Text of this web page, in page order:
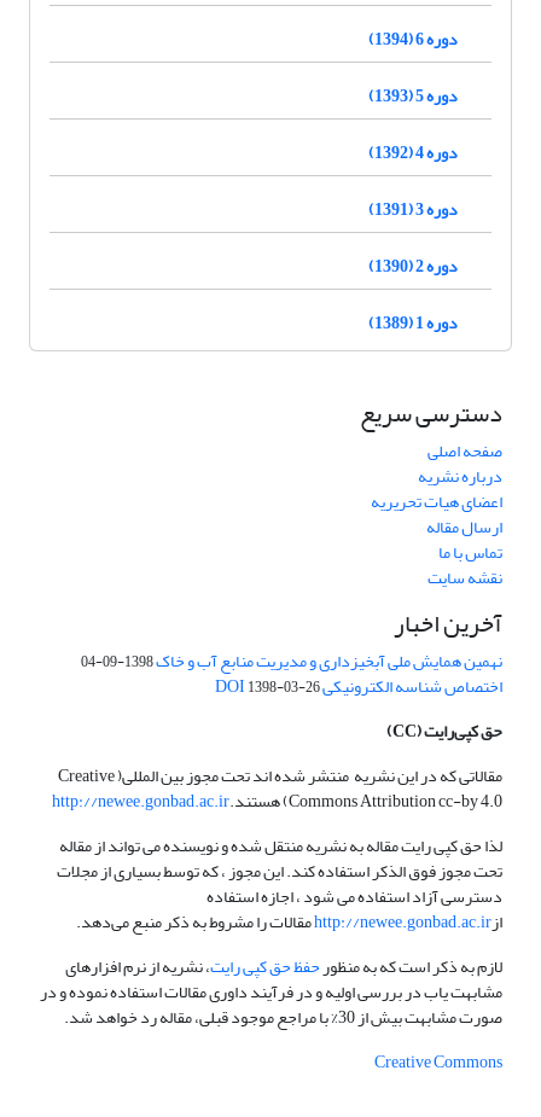
دوره 6 (1394)
دوره 5 (1393)
دوره 4 (1392)
دوره 3 (1391)
دوره 2 (1390)
دوره 1 (1389)
دسترسی سریع
صفحه اصلی
درباره نشریه
اعضای هیات تحریریه
ارسال مقاله
تماس با ما
نقشه سایت
آخرین اخبار
نهمین همایش ملی آبخیزداری و مدیریت منابع آب و خاک1398-09-04
اختصاص شناسه الکترونیکی DOI1398-03-26
حق کپی‌رایت(CC)
مقالاتی که در این نشریه منتشر شده اند تحت مجوز بین المللی( Creative
Commons Attribution cc-by 4.0) هستند.
http://newee.gonbad.ac.ir
لذا حق کپی رایت مقاله به نشریه منتقل شده و نویسنده می تواند از مقاله
تحت مجوز فوق الذکر استفاده کند. این مجوز ، که توسط بسیاری از مجلات
دسترسی آزاد استفاده می شود ، اجازه استفاده
ازhttp://newee.gonbad.ac.irمقالات را مشروط به ذکر منبع می‌دهد.
لازم به ذکر است که به منظورحفظ حق کپی رایت، نشریه از نرم افزارهای
مشابهت یاب در بررسی اولیه و در فرآیند داوری مقالات استفاده نموده و در
صورت مشابهت بیش از 30% با مراجع موجود قبلی، مقاله رد خواهد شد.
Creative Commons